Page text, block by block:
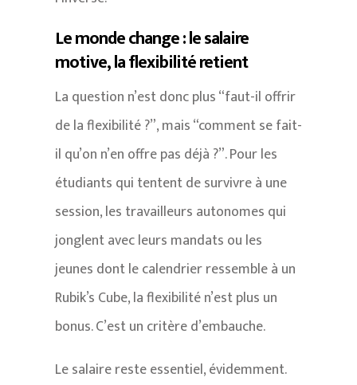
Le monde change : le salaire
motive, la flexibilité retient
La question n’est donc plus “faut-il offrir
de la flexibilité ?”, mais “comment se fait-
il qu’on n’en offre pas déjà ?”. Pour les
étudiants qui tentent de survivre à une
session, les travailleurs autonomes qui
jonglent avec leurs mandats ou les
jeunes dont le calendrier ressemble à un
Rubik’s Cube, la flexibilité n’est plus un
bonus. C’est un critère d’embauche.
Le salaire reste essentiel, évidemment.